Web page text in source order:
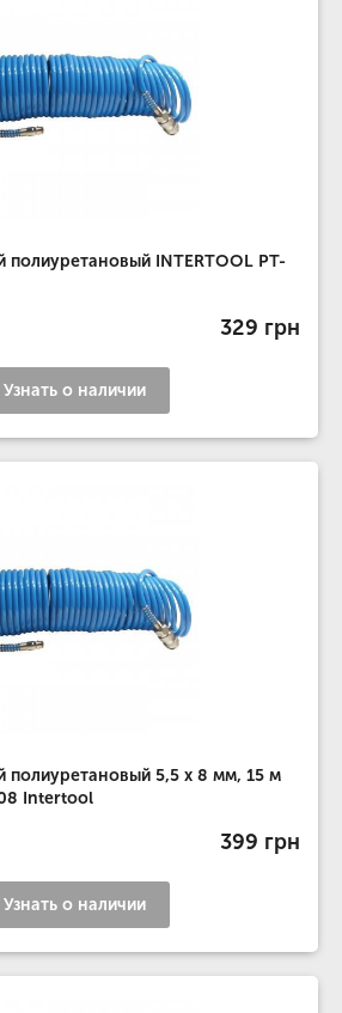
полиуретановый INTERTOOL PT-
329 грн
Узнать о наличии
полиуретановый 5,5 x 8 мм, 15 м
Intertool
399 грн
Узнать о наличии